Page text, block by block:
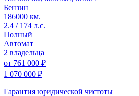
Бензин
186000 км.
2.4 / 174 л.с.
Полный
Автомат
2 владельца
от 761 000 ₽
1 070 000 ₽
Гарантия юридической чистоты